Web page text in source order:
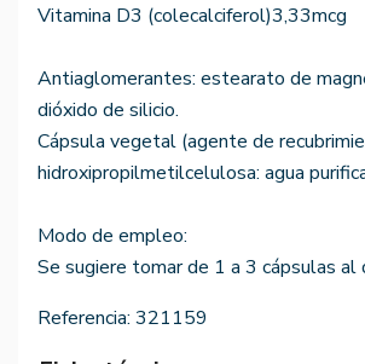
Vitamina D3 (colecalciferol)3,33mcg
Antiaglomerantes: estearato de
dióxido de silicio.
Cápsula vegetal (agente de
hidroxipropilmetilcelulosa: agua
Modo de empleo:
Se sugiere tomar de 1 a 3 cápsulas al
Referencia: 321159